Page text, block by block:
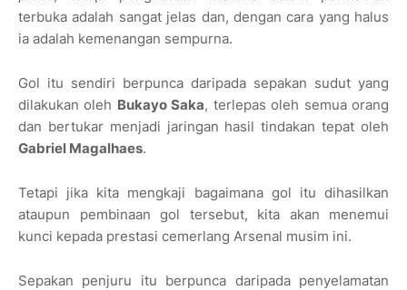
terbuka adalah sangat jelas dan, dengan cara yang halus
ia adalah kemenangan sempurna.
Gol itu sendiri berpunca daripada sepakan sudut yang
dilakukan oleh Bukayo Saka, terlepas oleh semua orang
dan bertukar menjadi jaringan hasil tindakan tepat oleh
Gabriel Magalhaes.
Tetapi jika kita mengkaji bagaimana gol itu dihasilkan
ataupun pembinaan gol tersebut, kita akan menemui
kunci kepada prestasi cemerlang Arsenal musim ini.
Sepakan penjuru itu berpunca daripada penyelamatan